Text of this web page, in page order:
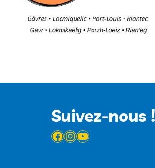
Suivez-nous !
Facebook
Instagram
YouTube